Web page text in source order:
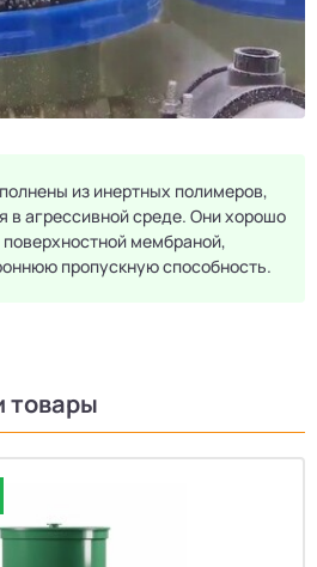
из инертных полимеров,
в агрессивной среде. Они хорошо
мембраной,
пропускную способность.
товары